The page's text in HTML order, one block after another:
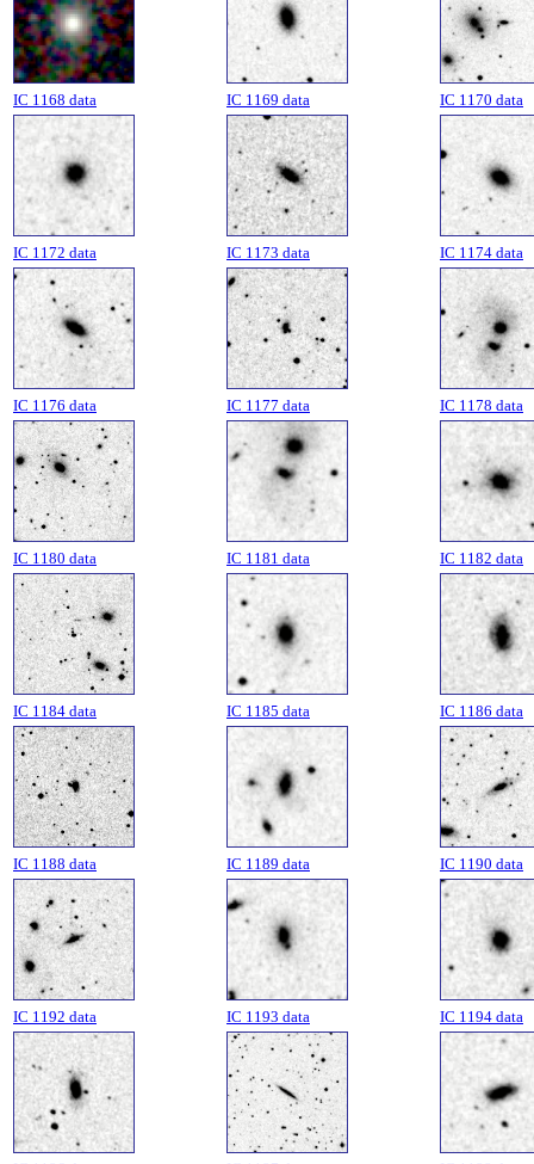
IC 1168 data IC 1169 data IC 1170 data
IC 1172 data IC 1173 data IC 1174 data
IC 1176 data IC 1177 data IC 1178 data
IC 1180 data IC 1181 data IC 1182 data
IC 1184 data IC 1185 data IC 1186 data
IC 1188 data IC 1189 data IC 1190 data
IC 1192 data IC 1193 data IC 1194 data